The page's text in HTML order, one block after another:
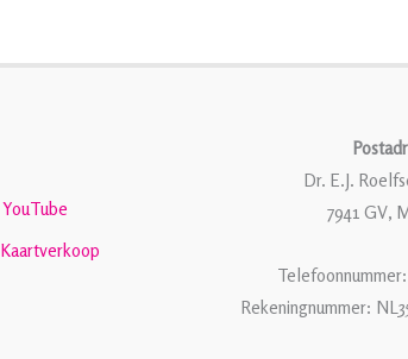
YouTube
Kaartverkoop
Dr. E.J.
7941 GV,
Rekeningnummer: